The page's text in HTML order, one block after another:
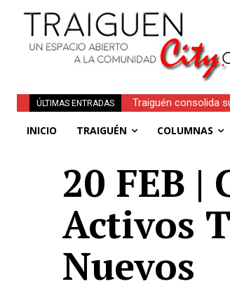
ÚLTIMAS ENTRADAS
Traiguén consolida
INICIO TRAIGUÉN COLUMNAS
20 FEB |
Activos
Nuevos